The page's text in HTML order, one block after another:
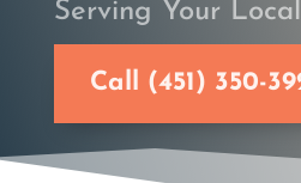
Serving Your
Call (451) 350-